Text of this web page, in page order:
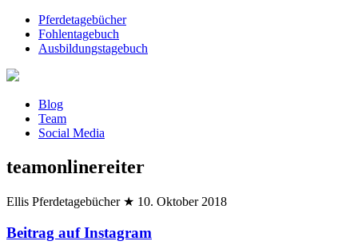
Pferdetagebücher
Fohlentagebuch
Ausbildungstagebuch
Blog
Team
Social Media
teamonlinereiter
Ellis Pferdetagebücher ★ 10. Oktober 2018
Beitrag auf Instagram